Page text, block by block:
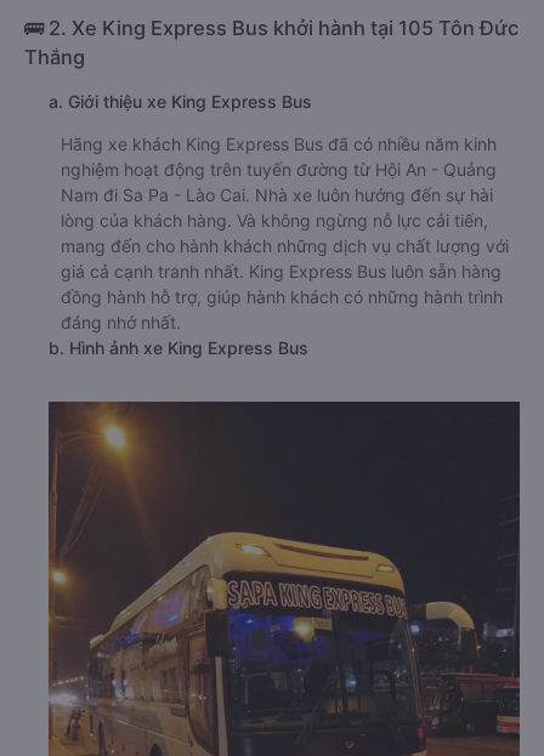
🚌 2. Xe King Express Bus khởi hành tại 105 Tôn Đức
Thắng
a. Giới thiệu xe King Express Bus
Hãng xe khách King Express Bus đã có nhiều năm kinh
nghiệm hoạt động trên tuyến đường từ Hội An - Quảng
Nam đi Sa Pa - Lào Cai. Nhà xe luôn hướng đến sự hài
lòng của khách hàng. Và không ngừng nỗ lực cải tiến,
mang đến cho hành khách những dịch vụ chất lượng với
giá cả cạnh tranh nhất. King Express Bus luôn sẵn hàng
đồng hành hỗ trợ, giúp hành khách có những hành trình
đáng nhớ nhất.
b. Hình ảnh xe King Express Bus